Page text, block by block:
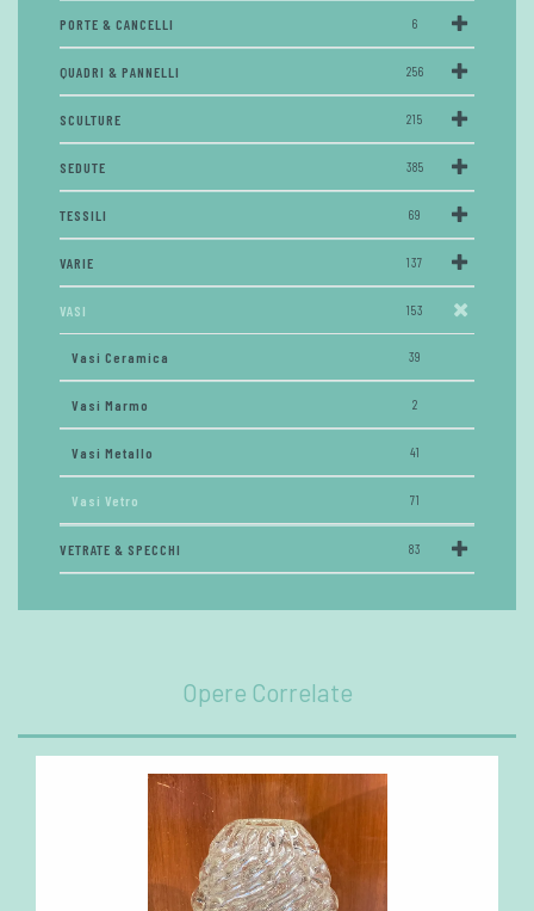
PORTE & CANCELLI 6
QUADRI & PANNELLI 256
SCULTURE 215
SEDUTE 385
TESSILI 69
VARIE 137
VASI 153
Vasi Ceramica 39
Vasi Marmo 2
Vasi Metallo 41
Vasi Vetro 71
VETRATE & SPECCHI 83
Opere Correlate